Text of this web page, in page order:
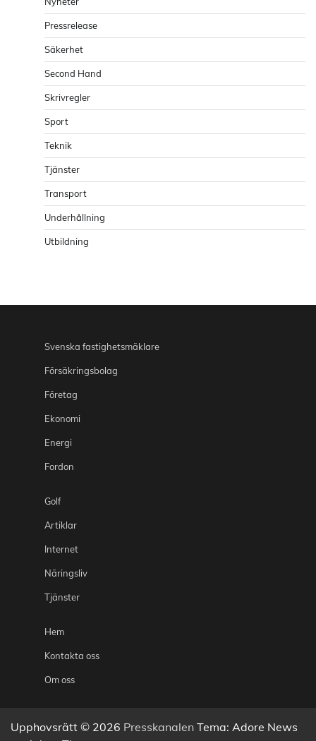
Pressrelease
Säkerhet
Second Hand
Skrivregler
Sport
Teknik
Tjänster
Transport
Underhållning
Utbildning
Svenska fastighetsmäklare
Försäkringsbolag
Företag
Ekonomi
Energi
Fordon
Golf
Artiklar
Internet
Näringsliv
Tjänster
Hem
Kontakta oss
Om oss
Upphovsrätt © 2026 Presskanalen Tema: Adore News